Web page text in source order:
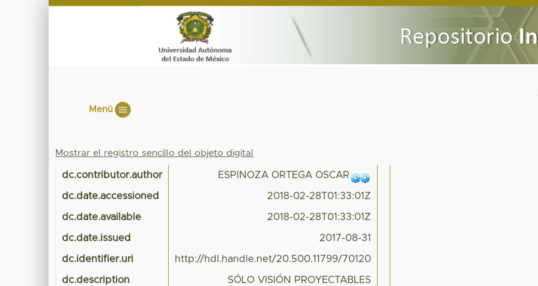
Menú
Mostrar el registro sencillo del objeto digital
dc.contributor.author ESPINOZA ORTEGA OSCAR
dc.date.accessioned 2018-02-28T01:33:01Z
dc.date.available 2018-02-28T01:33:01Z
dc.date.issued 2017-08-31
dc.identifier.uri http://hdl.handle.net/20.500.11799/70120
dc.description SÓLO VISIÓN PROYECTABLES